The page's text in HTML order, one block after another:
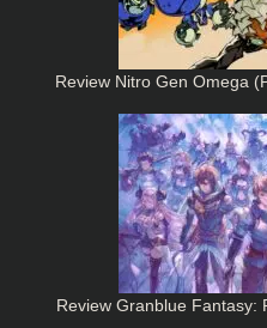
Review Nitro Gen Omega
Review Granblue Fantasy: